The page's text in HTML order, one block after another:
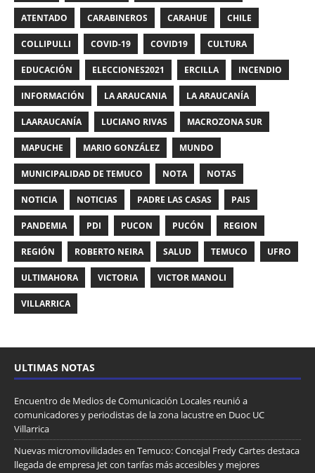
ATENTADO CARABINEROS CARAHUE CHILE
COLLIPULLI COVID-19 COVID19 CULTURA
EDUCACIÓN ELECCIONES2021 ERCILLA INCENDIO
INFORMACIÓN LA ARAUCANIA LA ARAUCANÍA
LAARAUCANÍA LUCIANO RIVAS MACROZONA SUR
MAPUCHE MARIO GONZÁLEZ MUNDO
MUNICIPALIDAD DE TEMUCO NOTA NOTAS
NOTICIA NOTICIAS PADRE LAS CASAS PAIS
PANDEMIA PDI PUCON PUCÓN REGION
REGIÓN ROBERTO NEIRA SALUD TEMUCO UFRO
ULTIMAHORA VICTORIA VICTOR MANOLI
VILLARRICA
ULTIMAS NOTAS
Encuentro de Medios de Comunicación Locales reunió a
comunicadores y periodistas de la zona lacustre en Duoc UC
Villarrica
Nuevas micromovilidades en Temuco: Concejal Fredy Cartes destaca
llegada de empresa Jet con tarifas más accesibles y mejores